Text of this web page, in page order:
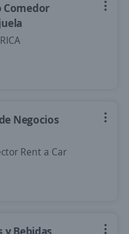
Negocios
Rent a Car
y Bebidas